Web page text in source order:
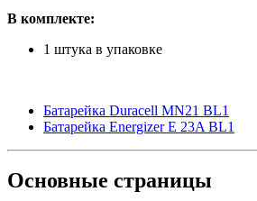
В комплекте:
1 штука в упаковке
Батарейка Duracell MN21 BL1
Батарейка Energizer E 23A BL1
Основные страницы